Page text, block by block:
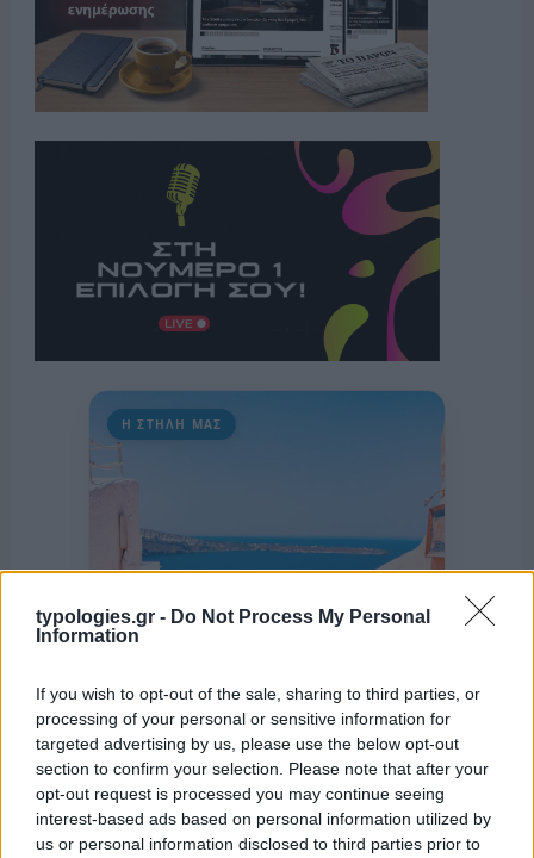
typologies.gr - Do Not Process My Personal
Information
If you wish to opt-out of the sale, sharing to third parties, or
processing of your personal or sensitive information for
targeted advertising by us, please use the below opt-out
section to confirm your selection. Please note that after your
opt-out request is processed you may continue seeing
interest-based ads based on personal information utilized by
us or personal information disclosed to third parties prior to
Η ΣΤΗΛΗ ΜΑΣ